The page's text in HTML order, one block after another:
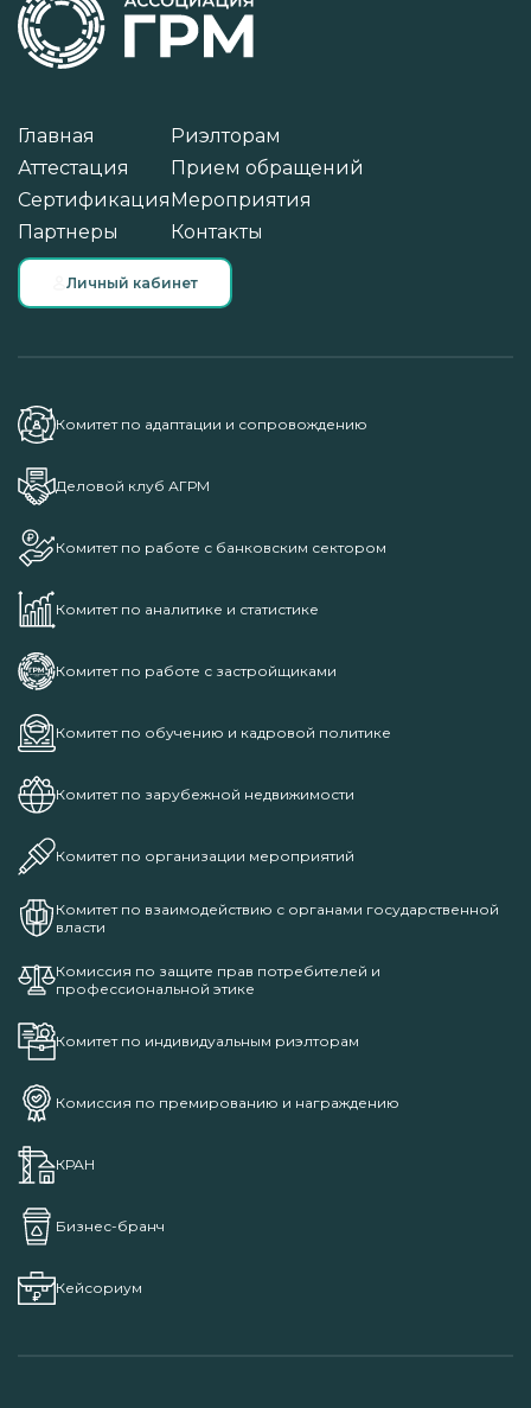
Главная
Аттестация
Сертификация
Партнеры
Риэлторам
Прием обращений
Мероприятия
Контакты
Личный кабинет
Комитет по адаптации и сопровождению
Деловой клуб АГРМ
Комитет по работе с банковским сектором
Комитет по аналитике и статистике
Комитет по работе с застройщиками
Комитет по обучению и кадровой политике
Комитет по зарубежной недвижимости
Комитет по организации мероприятий
Комитет по взаимодействию с органами государственной
власти
Комиссия по защите прав потребителей и
профессиональной этике
Комитет по индивидуальным риэлторам
Комиссия по премированию и награждению
КРАН
Бизнес-бранч
Кейсориум